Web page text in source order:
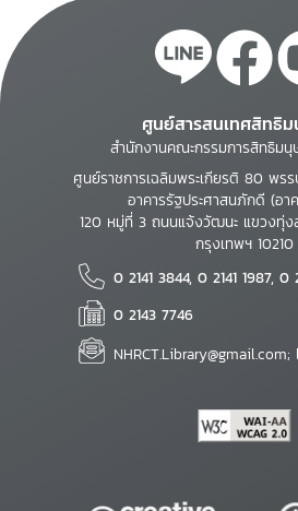
ศูนย์สารสนเทศสิทธิ
สำนักงานคณะกรรมการสิทธิม
ศูนย์ราชการเฉลิมพระเกียรติ 80 พร
อาคารรัฐประศาสนภักดี (อา
120 หมู่ที่ 3 ถนนแจ้งวัฒนะ แขวงทุ่
กรุงเทพฯ 10210
0 2141 3844, 0 2141 1987, 0
0 2143 7746